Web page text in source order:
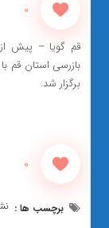
0
قم گویا – پیش
بازرسی استان قم
برگزار شد.
0
برچسب ها :